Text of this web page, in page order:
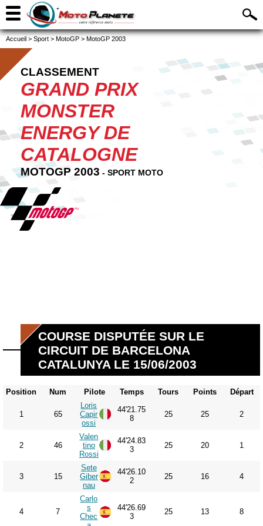
Accueil > Sport > MotoGP > MotoGP 2003
CLASSEMENT
GRAND PRIX
MONSTER
ENERGY DE
CATALOGNE
MOTOGP 2003 - SPORT MOTO
COURSE DISPUTÉE SUR LE
CIRCUIT DE BARCELONA
CATALUNYA LE 15/06/2003
Position Num Pilote Temps Tours Points Départ
1 65
Loris
Capir
ossi
44'21.75
8
25 25 2
2 46
Valen
tino
Rossi
44'24.83
3
25 20 1
3 15
Sete
Giber
nau
44'26.10
2
25 16 4
4 7
Carlo
s
Chec
44'26.69
3
25 13 8